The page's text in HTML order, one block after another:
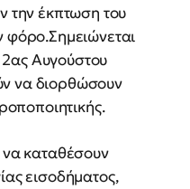
την έκπτωση του
Αυγούστου
να διορθώσουν
καταθέσουν
εισοδήματος,